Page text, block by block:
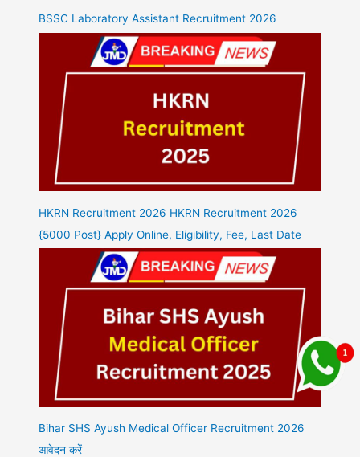
BSSC Laboratory Assistant Recruitment 2026
HKRN Recruitment 2026 HKRN Recruitment 2026
{5000 Post} Apply Online, Eligibility, Fee, Last Date
Bihar SHS Ayush Medical Officer Recruitment 2026
आवेदन करें